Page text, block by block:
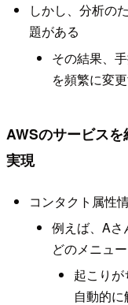
しかし、分析の
題がある
その結果、
を頻繁に変
AWSのサービス
実現
コンタクト属性
例えば、Aさ
どのメニュ
起こり
自動的